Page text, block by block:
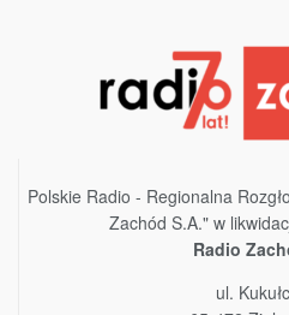
Polskie Radio - Regionalna
Zachód S.A." w
Radio
ul.